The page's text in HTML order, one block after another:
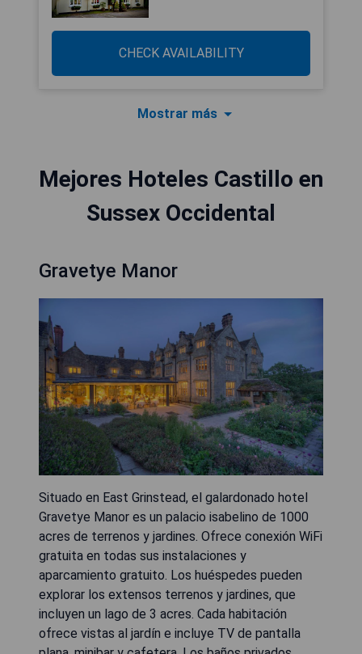
CHECK AVAILABILITY
Mostrar más
Mejores Hoteles Castillo en
Sussex Occidental
Gravetye Manor
Situado en East Grinstead, el galardonado hotel
Gravetye Manor es un palacio isabelino de 1000
acres de terrenos y jardines. Ofrece conexión WiFi
gratuita en todas sus instalaciones y
aparcamiento gratuito. Los huéspedes pueden
explorar los extensos terrenos y jardines, que
incluyen un lago de 3 acres. Cada habitación
ofrece vistas al jardín e incluye TV de pantalla